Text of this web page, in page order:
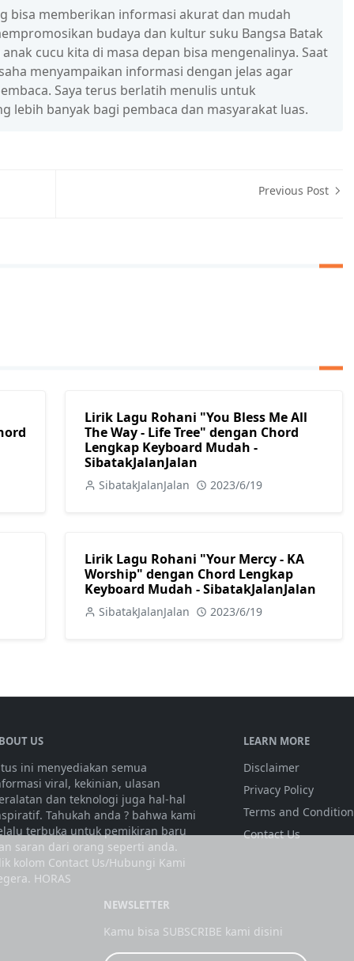
bisa memberikan informasi akurat dan mudah
budaya dan kultur suku Bangsa Batak
cucu kita di masa depan bisa mengenalinya. Saat
menyampaikan informasi dengan jelas agar
Saya terus berlatih menulis untuk
lebih banyak bagi pembaca dan masyarakat luas.
Previous Post
Lirik Lagu Rohani "You Bless Me All
The Way - Life Tree" dengan Chord
Lengkap Keyboard Mudah -
SibatakJalanJalan
SibatakJalanJalan 2023/6/19
Lirik Lagu Rohani "Your Mercy - KA
Worship" dengan Chord Lengkap
Keyboard Mudah - SibatakJalanJalan
SibatakJalanJalan 2023/6/19
US
ini menyediakan semua
viral, kekinian, ulasan
dan teknologi juga hal-hal
Tahukah anda ? bahwa kami
terbuka untuk pemikiran baru
saran dari orang seperti anda.
kolom Contact Us/Hubungi Kami
HORAS
LEARN MORE
Disclaimer
Privacy Policy
Terms and Condition
Contact Us
NEWSLETTER
Kamu bisa SUBSCRIBE kami disini